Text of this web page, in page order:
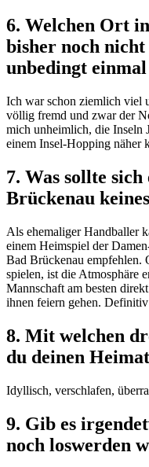
6. Welchen Ort
bisher noch
unbedingt
Ich war schon ziemlich viel
völlig fremd und zwar der
mich unheimlich, die Inseln
einem Insel-Hopping näher
7. Was sollte
Brückenau
Als ehemaliger Handballer
einem Heimspiel der
Bad Brückenau empfehlen.
spielen, ist die Atmosphäre
Mannschaft am besten
ihnen feiern gehen.
8. Mit welchen
du deinen
Idyllisch, verschlafen,
9. Gib es
noch loswerden